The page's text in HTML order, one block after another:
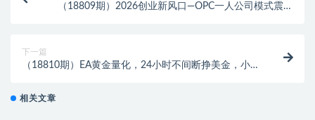
（18809期）2026创业新风口—OPC一人公司模式震撼
下一篇
（18810期）EA黄金量化，24小时不间断挣美金，小白
相关文章